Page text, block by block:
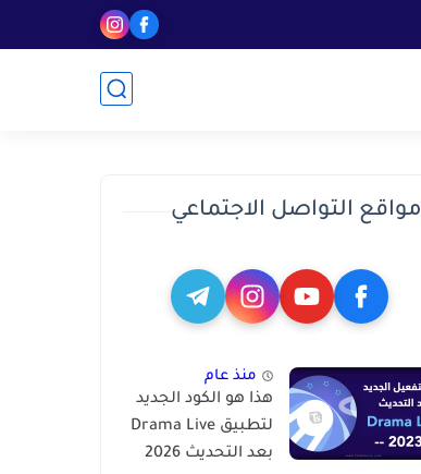
مواقع التواصل الاجتماعي
منذ عام
هذا هو الكود الجديد
لتطبيق Drama Live
بعد التحديث 2026